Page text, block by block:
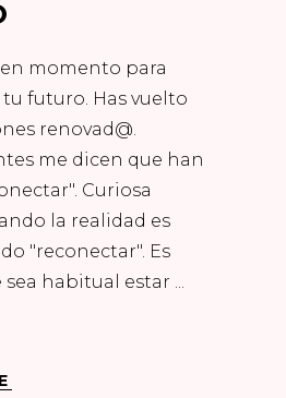
momento para
futuro. Has vuelto
renovad@.
me dicen que han
Curiosa
la realidad es
"reconectar". Es
sea habitual estar